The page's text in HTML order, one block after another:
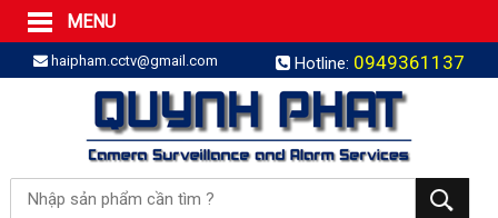
MENU
Trang Chủ
Sản phẩm
SẢN PHẨM TRỌN GÓI
LẮP BÁO TRỘM TRỌN GÓI
LẮP CAMERA TRỌN GÓI
Camera IP
haipham.cctv@gmail.com Hotline: 0949361137